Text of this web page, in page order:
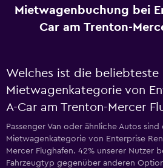
Mietwagenbuchung bei
Car am Trenton-
Welches ist die beliebteste
Mietwagenkategorie von
A-Car am Trenton-Mercer
Passenger Van oder ähnliche Autos
Mietwagenkategorie von Enterprise
Mercer Flughafen. 42% unserer Nutzer
Fahrzeugtyp gegenüber anderen